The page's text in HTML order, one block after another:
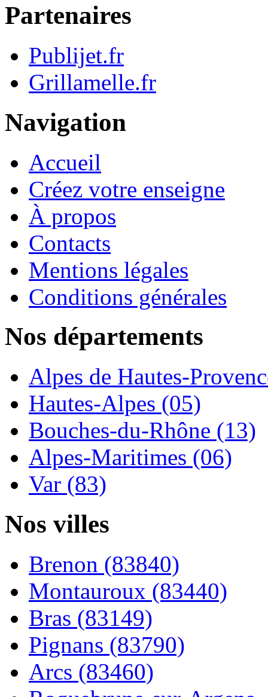
Partenaires
Publijet.fr
Grillamelle.fr
Navigation
Accueil
Créez votre enseigne
À propos
Contacts
Mentions légales
Conditions générales
Nos départements
Alpes de Hautes-
Hautes-Alpes (05)
Bouches-du-Rhône (13)
Alpes-Maritimes (06)
Var (83)
Nos villes
Brenon (83840)
Montauroux (83440)
Bras (83149)
Pignans (83790)
Arcs (83460)